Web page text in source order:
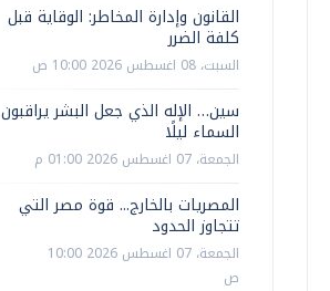
القانون وإدارة المخاطر: الوقاية قبل
كلفة الضرر
السبت، 08 اغسطس 2026 10:00 ص
سين… الإله الذي جعل البشر يراقبون
السماء ليلًا
الجمعة، 07 اغسطس 2026 01:00 م
المصريات بالخارج... قوة مصر التي
تتجاوز الحدود
الجمعة، 07 اغسطس 2026 10:00
ص